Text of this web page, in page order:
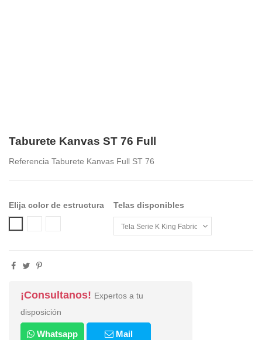
Taburete Kanvas ST 76 Full
Referencia Taburete Kanvas Full ST 76
Elija color de estructura Telas disponibles
¡Consultanos! Expertos a tu
disposición
Whatsapp Mail